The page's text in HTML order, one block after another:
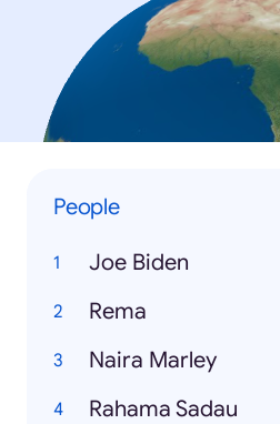
People
Joe Biden
Rema
Naira Marley
Rahama Sadau